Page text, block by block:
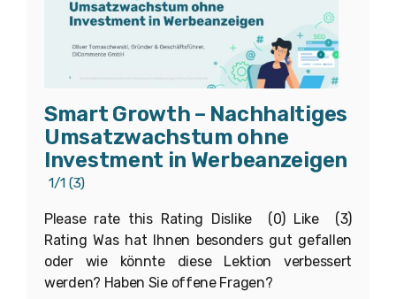
Smart Growth – Nachhaltiges
Umsatzwachstum ohne
Investment in Werbeanzeigen
1/1 (3)
Please rate this Rating Dislike (0) Like (3)
Rating Was hat Ihnen besonders gut gefallen
oder wie könnte diese Lektion verbessert
werden? Haben Sie offene Fragen?